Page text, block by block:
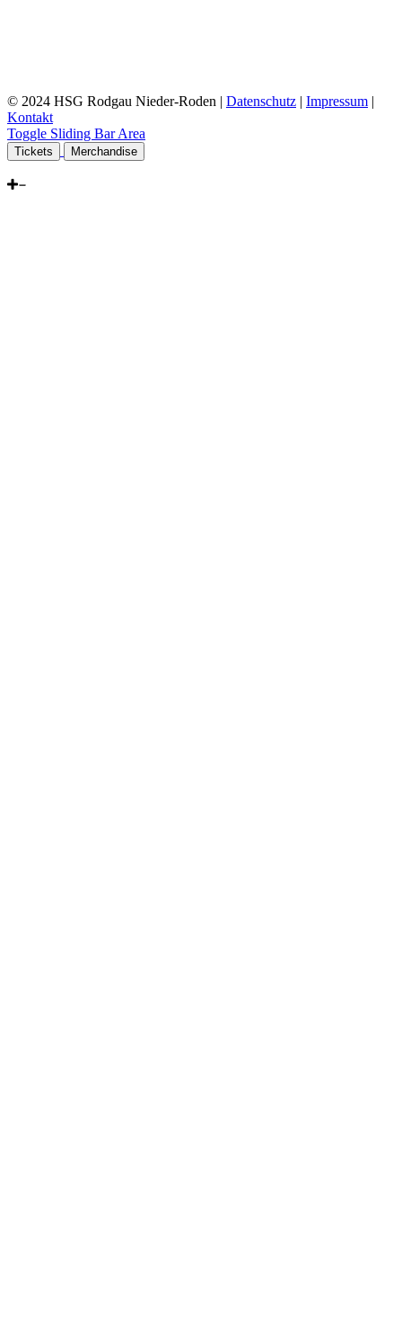
© 2024 HSG Rodgau Nieder-Roden | Datenschutz | Impressum |
Kontakt
Toggle Sliding Bar Area
Tickets Merchandise